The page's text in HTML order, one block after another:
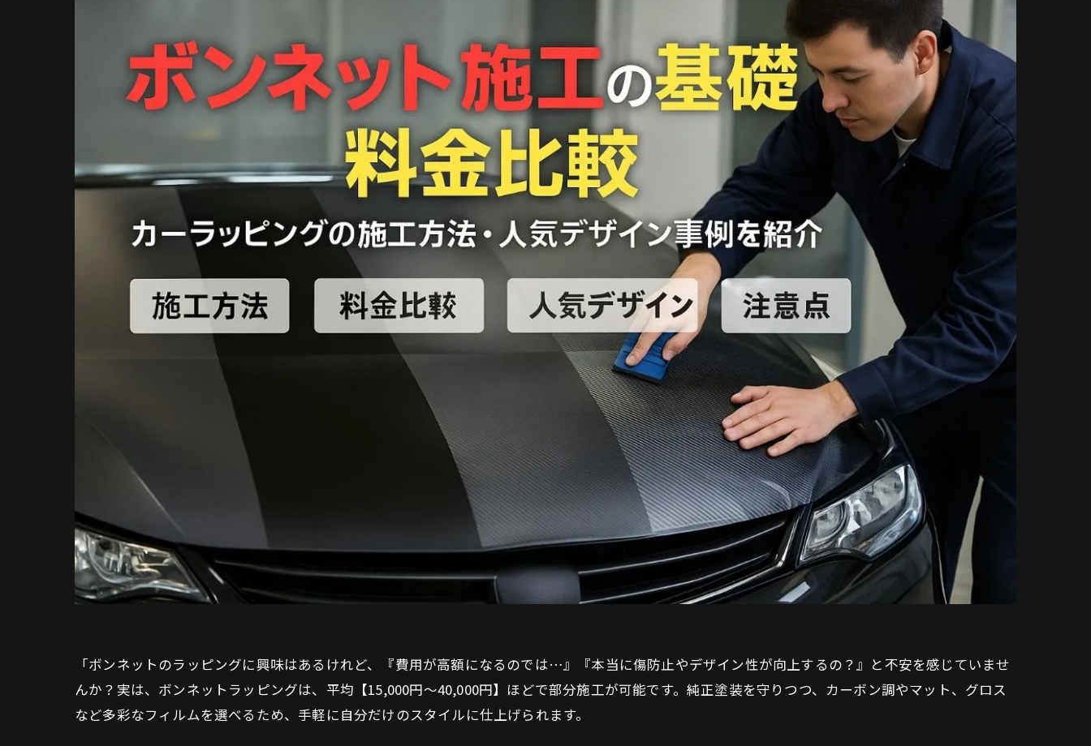
「ボンネットのラッピングに興味はあるけれど、『費用が高額になるのでは…』『本当に傷防止やデザイン性が向上するの？』と不安を感じていませ
んか？実は、ボンネットラッピングは、平均【15,000円～40,000円】ほどで部分施工が可能です。純正塗装を守りつつ、カーボン調やマット、グロス
など多彩なフィルムを選べるため、手軽に自分だけのスタイルに仕上げられます。